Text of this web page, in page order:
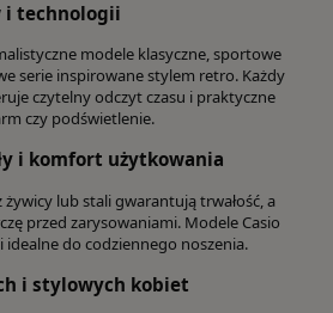
i technologii
modele klasyczne, sportowe
serie inspirowane stylem retro. Każdy
czytelny odczyt czasu i praktyczne
czy podświetlenie.
i komfort użytkowania
lub stali gwarantują trwałość, a
przed zarysowaniami. Modele Casio
do codziennego noszenia.
i stylowych kobiet